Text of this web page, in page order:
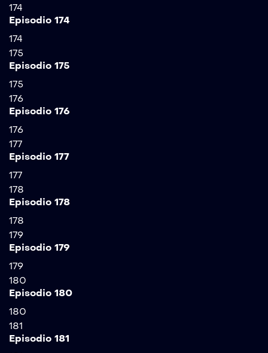
174
Episodio 174
174
175
Episodio 175
175
176
Episodio 176
176
177
Episodio 177
177
178
Episodio 178
178
179
Episodio 179
179
180
Episodio 180
180
181
Episodio 181